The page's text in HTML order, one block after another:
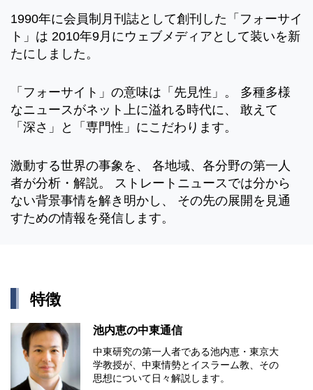
1990年に会員制月刊誌として創刊した「フォーサイ
ト」は 2010年9月にウェブメディアとして装いを新
たにしました。
「フォーサイト」の意味は「先見性」。 多種多様
なニュースがネット上に溢れる時代に、 敢えて
「深さ」と「専門性」にこだわります。
激動する世界の事象を、 各地域、各分野の第一人
者が分析・解説。 ストレートニュースでは分から
ない背景事情を解き明かし、 その先の展開を見通
すための情報を発信します。
特徴
池内恵の中東通信
中東研究の第⼀⼈者である池内恵・東京⼤
学教授が、中東情勢とイスラーム教、その
思想について⽇々解説します。